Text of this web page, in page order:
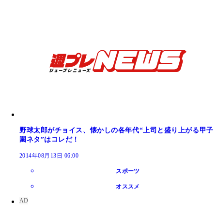
野球太郎がチョイス、懐かしの各年代“上司と盛り上がる甲子
園ネタ”はコレだ！
2014年08月13日 06:00
スポーツ
オススメ